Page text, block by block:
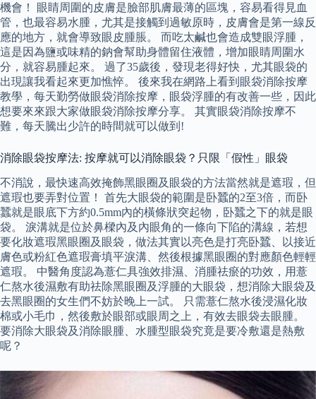
機會！ 眼睛周圍的皮膚是臉部肌膚最薄的區塊，容易看得見血
管，也最容易水腫，尤其是接觸到過敏原時，皮膚會是第一線反
應的地方，就會導致眼皮腫脹。 而吃太鹹也會造成雙眼浮腫，
這是因為鹽或味精的鈉會幫助身體留住液體，增加眼睛周圍水
分，就容易腫起來。 過了35歲後，發現老得好快，尤其眼袋的
出現讓我看起來更加憔悴。 後來我在網路上看到眼袋消除按摩
教學，每天勤勞做眼袋消除按摩，眼袋浮腫的有改善一些，因此
想要來來跟大家做眼袋消除按摩分享。 其實眼袋消除按摩不
難，每天騰出少許的時間就可以做到!
消除眼袋按摩法: 按摩就可以消除眼袋？只限「假性」眼袋
不消說，最快速高效掩飾黑眼圈及眼袋的方法當然就是遮瑕，但
遮瑕也要弄對位置！ 首先大眼袋的範圍是卧蠶的2至3倍，而卧
蠶就是眼底下方約0.5mm內的橫條狀突起物，卧蠶之下的就是眼
袋。 淚溝就是位於鼻樑內及內眼角的一條向下陷的溝線，若想
要化妝遮瑕黑眼圈及眼袋，做法其實以亮色是打亮卧蠶、以接近
膚色或粉紅色遮瑕膏填平淚溝、然後根據黑眼圈的對應顏色輕輕
遮瑕。 中醫角度認為薏仁具強效排濕、消腫祛瘀的功效，用薏
仁熬水後濕敷有助祛除黑眼圈及浮腫的大眼袋，想消除大眼袋及
去黑眼圈的女生們不妨於晚上一試。 只需薏仁熬水後浸濕化妝
棉或小毛巾，然後敷於眼部或眼周之上，有效去眼袋去眼腫。
要消除大眼袋及消除眼腫、水腫型眼袋究竟是要冷敷還是熱敷
呢？